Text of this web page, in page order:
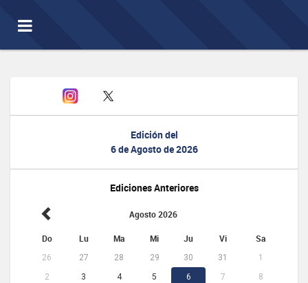
Toggle
navigation
Edición del
6 de Agosto de 2026
Ediciones Anteriores
Agosto 2026
Do Lu Ma Mi Ju Vi Sa
26 27 28 29 30 31
1
2
3 4 5 6 7
8